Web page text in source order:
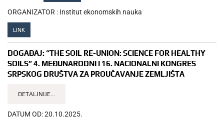
ORGANIZATOR : Institut ekonomskih nauka
LINK
DOGAĐAJ:“THE SOIL RE-UNION: SCIENCE FOR HEALTHY
SOILS” 4. MEĐUNARODNI I 16. NACIONALNI KONGRES
SRPSKOG DRUŠTVA ZA PROUČAVANJE ZEMLJIŠTA
DETALJNIJE...
DATUM OD:20.10.2025.